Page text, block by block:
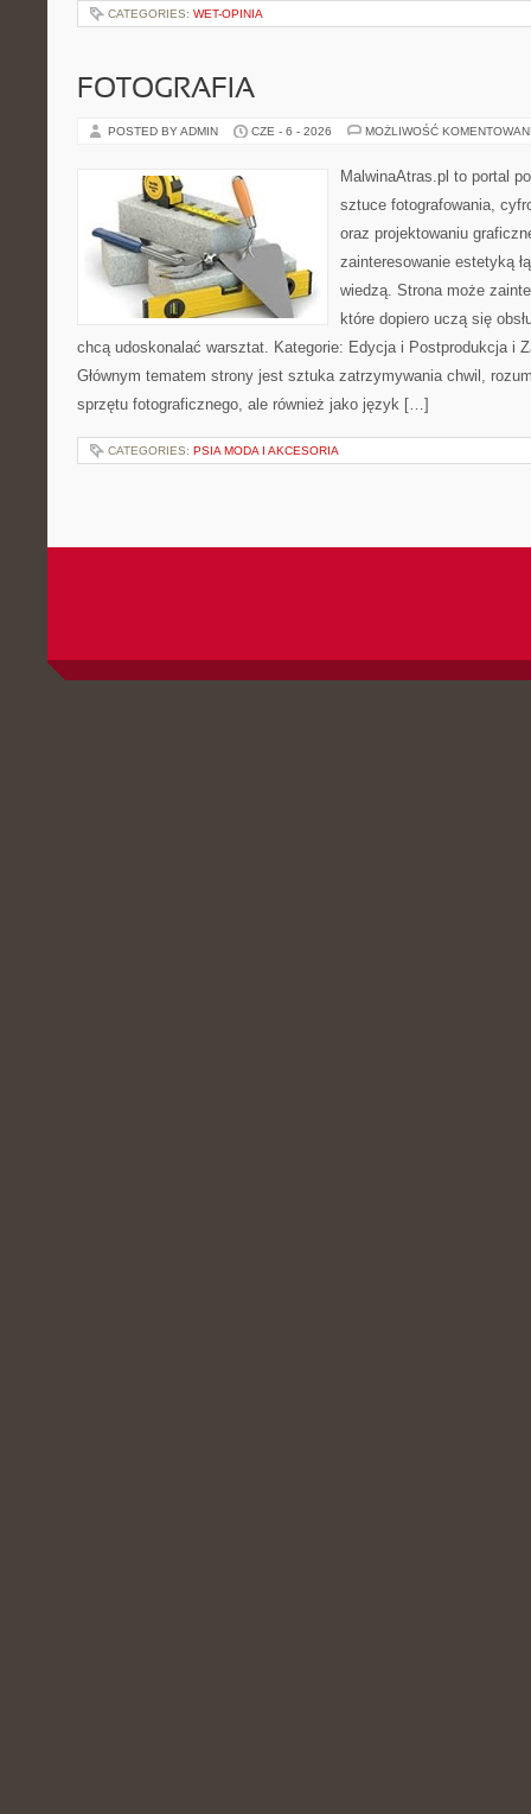
CATEGORIES: WET-OPINIA
FOTOGRAFIA
POSTED BY ADMIN CZE - 6 - 2026 MOŻLIWOŚĆ
MalwinaAtras.pl to portal
sztuce fotografowania,
oraz projektowaniu
zainteresowanie estetyką
wiedzą. Strona może
które dopiero uczą się
chcą udoskonalać warsztat. Kategorie: Edycja i Postprodukcja i
Głównym tematem strony jest sztuka zatrzymywania chwil,
sprzętu fotograficznego, ale również jako język […]
CATEGORIES: PSIA MODA I AKCESORIA